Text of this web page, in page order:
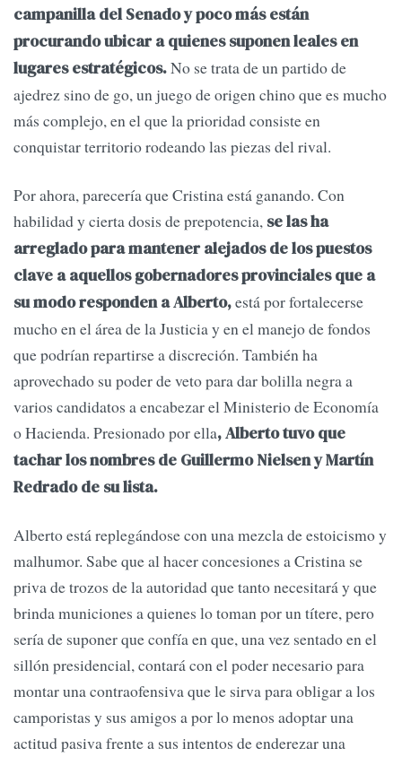
campanilla del Senado y poco más están
procurando ubicar a quienes suponen leales en
lugares estratégicos.No se trata de un partido de
ajedrez sino de go, un juego de origen chino que es mucho
más complejo, en el que la prioridad consiste en
conquistar territorio rodeando las piezas del rival.
Por ahora, parecería que Cristina está ganando. Con
habilidad y cierta dosis de prepotencia, se las ha
arreglado para mantener alejados de los puestos
clave a aquellos gobernadores provinciales que a
su modo responden a Alberto,está por fortalecerse
mucho en el área de la Justicia y en el manejo de fondos
que podrían repartirse a discreción. También ha
aprovechado su poder de veto para dar bolilla negra a
varios candidatos a encabezar el Ministerio de Economía
o Hacienda. Presionado por ella, Alberto tuvo que
tachar los nombres de Guillermo Nielsen y Martín
Redrado de su lista.
Alberto está replegándose con una mezcla de estoicismo y
malhumor. Sabe que al hacer concesiones a Cristina se
priva de trozos de la autoridad que tanto necesitará y que
brinda municiones a quienes lo toman por un títere, pero
sería de suponer que confía en que, una vez sentado en el
sillón presidencial, contará con el poder necesario para
montar una contraofensiva que le sirva para obligar a los
camporistas y sus amigos a por lo menos adoptar una
actitud pasiva frente a sus intentos de enderezar una